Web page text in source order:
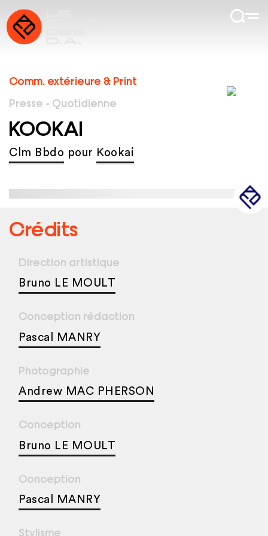
Comm. extérieure & Print
Presse - Quotidienne
KOOKAI
Clm Bbdo pour Kookai
Crédits
Direction artistique
Bruno LE MOULT
Conception rédaction
Pascal MANRY
Photographie
Andrew MAC PHERSON
Conception
Bruno LE MOULT
Conception
Pascal MANRY
Stylisme